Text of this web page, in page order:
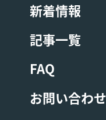
お客様はコースの受
を遵守するものとし
合、弊社は弊社の判
とします。またこの
新着情報
記事一覧
FAQ
お問い合わせ